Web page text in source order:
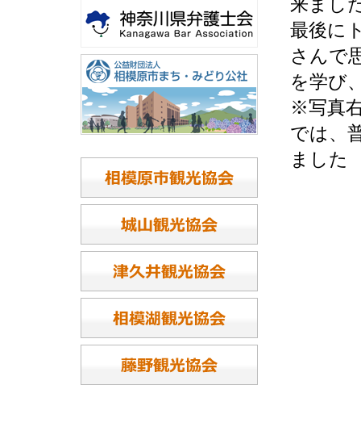
最後に
さんで
を学び
※写真
では、
ました